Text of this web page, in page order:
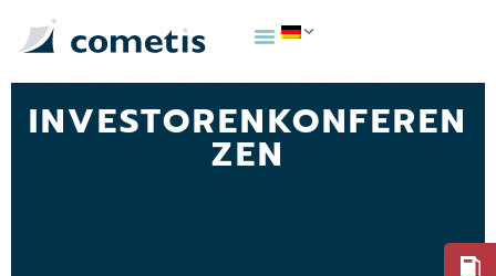
INVESTORENKONFEREN
ZEN